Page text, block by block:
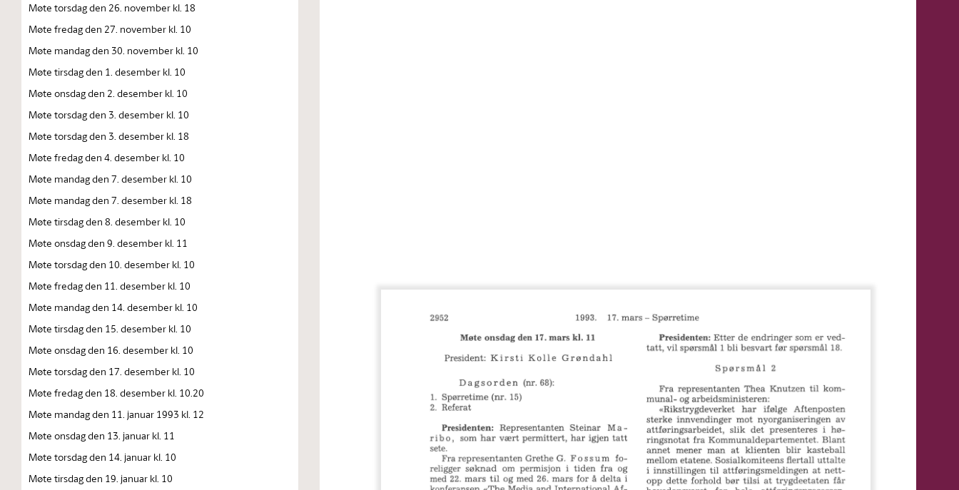
Møte torsdag den 26. november kl. 18
Møte fredag den 27. november kl. 10
Møte mandag den 30. november kl. 10
Møte tirsdag den 1. desember kl. 10
Møte onsdag den 2. desember kl. 10
Møte torsdag den 3. desember kl. 10
Møte torsdag den 3. desember kl. 18
Møte fredag den 4. desember kl. 10
Møte mandag den 7. desember kl. 10
Møte mandag den 7. desember kl. 18
Møte tirsdag den 8. desember kl. 10
Møte onsdag den 9. desember kl. 11
Møte torsdag den 10. desember kl. 10
Møte fredag den 11. desember kl. 10
Møte mandag den 14. desember kl. 10
Møte tirsdag den 15. desember kl. 10
Møte onsdag den 16. desember kl. 10
Møte torsdag den 17. desember kl. 10
Møte fredag den 18. desember kl. 10.20
Møte mandag den 11. januar 1993 kl. 12
Møte onsdag den 13. januar kl. 11
Møte torsdag den 14. januar kl. 10
Møte tirsdag den 19. januar kl. 10